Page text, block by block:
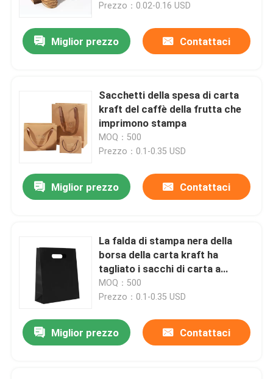
Casa.
Video
Visita alla fabbrica
Prezzo：0.02-0.16 USD
Miglior prezzo Contattaci
Sacchetti della spesa di carta
kraft del caffè della frutta che
imprimono stampa
MOQ：500
Prezzo：0.1-0.35 USD
Miglior prezzo Contattaci
La falda di stampa nera della
borsa della carta kraft ha
tagliato i sacchi di carta a
stampo tagliente di acquisto
della maniglia
MOQ：500
Prezzo：0.1-0.35 USD
Miglior prezzo Contattaci